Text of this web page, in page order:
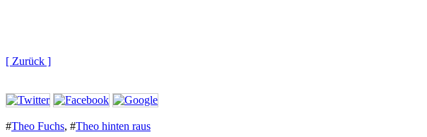
[ Zurück ]
#Theo Fuchs, #Theo hinten raus